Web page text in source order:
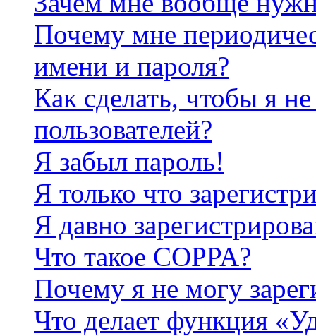
Почему мне
имени и пароля?
Как сделать, чтобы я
пользователей?
Я забыл пароль!
Я только что
Я давно
Что такое COPPA?
Почему я не могу
Что делает функция